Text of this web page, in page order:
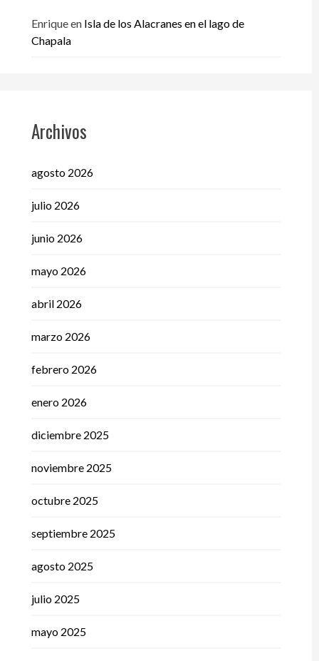
Enriqueen Isla de los Alacranes en el lago de
Chapala
Archivos
agosto 2026
julio 2026
junio 2026
mayo 2026
abril 2026
marzo 2026
febrero 2026
enero 2026
diciembre 2025
noviembre 2025
octubre 2025
septiembre 2025
agosto 2025
julio 2025
mayo 2025